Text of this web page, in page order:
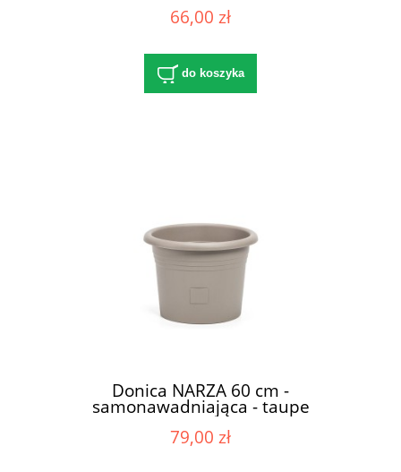
66,00 zł
do koszyka
Donica NARZA 60 cm -
samonawadniająca - taupe
79,00 zł